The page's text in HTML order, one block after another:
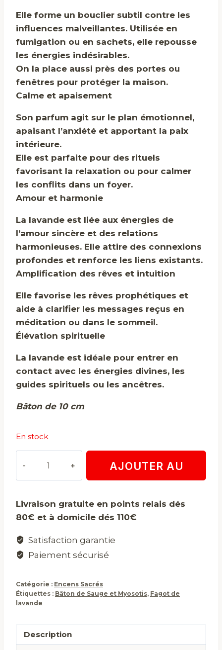
Elle forme un bouclier subtil contre les
influences malveillantes. Utilisée en
fumigation ou en sachets, elle repousse
les énergies indésirables.
On la place aussi près des portes ou
fenêtres pour protéger la maison.
Calme et apaisement
Son parfum agit sur le plan émotionnel,
apaisant l’anxiété et apportant la paix
intérieure.
Elle est parfaite pour des rituels
favorisant la relaxation ou pour calmer
les conflits dans un foyer.
Amour et harmonie
La lavande est liée aux énergies de
l’amour sincère et des relations
harmonieuses. Elle attire des connexions
profondes et renforce les liens existants.
Amplification des rêves et intuition
Elle favorise les rêves prophétiques et
aide à clarifier les messages reçus en
méditation ou dans le sommeil.
Élévation spirituelle
La lavande est idéale pour entrer en
contact avec les énergies divines, les
guides spirituels ou les ancêtres.
Bâton de 10 cm
En stock
Fagot
AJOUTER AU
Livraison gratuite en points relais dés
80€ et à domicile dés 110€
Satisfaction garantie
Paiement sécurisé
Catégorie : Encens Sacrés
Étiquettes : Bâton de Sauge et Myosotis, Fagot de
lavande
Description